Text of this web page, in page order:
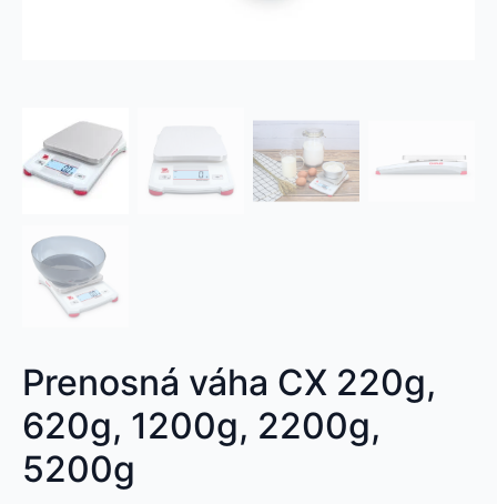
Prenosná váha CX 220g,
620g, 1200g, 2200g,
5200g